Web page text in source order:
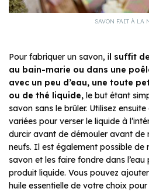
SAVON FAIT À LA
Pour fabriquer un savon, il suffit
au bain-marie ou dans une
avec un peu d’eau, une toute
ou de thé liquide, le but étant
savon sans le brûler. Utilisez
variées pour verser le liquide à
durcir avant de démouler avant de
neufs. Il est également possible de
savon et les faire fondre dans
produit liquide. Vous pouvez
huile essentielle de votre choix